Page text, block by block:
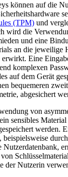
können auf die
(TPM) und
wird die
und eine
an die jeweilige
Eine
komplexen
auf dem Gerät
bequemeren
abgesichert
von
sensibles
werden.
beispielsweise
der Nutzerin